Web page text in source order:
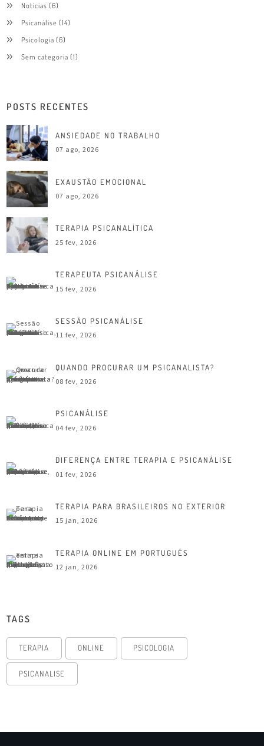
Notícias (6)
Psicanálise (14)
Psicologia (6)
Sem categoria (1)
POSTS RECENTES
ANSIEDADE NO TRABALHO
07 ago, 2026
EXAUSTÃO EMOCIONAL
07 ago, 2026
TERAPIA PSICANALÍTICA
25 fev, 2026
TERAPEUTA PSICANÁLISE
15 fev, 2026
SESSÃO PSICANÁLISE
11 fev, 2026
QUANDO PROCURAR UM PSICANALISTA?
08 fev, 2026
PSICANÁLISE
04 fev, 2026
DIFERENÇA ENTRE TERAPIA E PSICANÁLISE
01 fev, 2026
TERAPIA PARA BRASILEIROS NO EXTERIOR
15 jan, 2026
TERAPIA ONLINE EM PORTUGUÊS
12 jan, 2026
TAGS
TERAPIA ONLINE PSICOLOGIA
PSICANALISE